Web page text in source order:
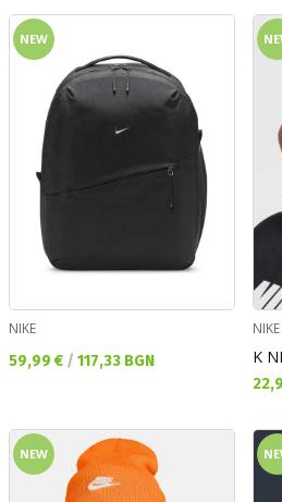
NEW
NIKE
Текуща цена:
59,99 € / 117,33 BGN
NIKE
K
NEW